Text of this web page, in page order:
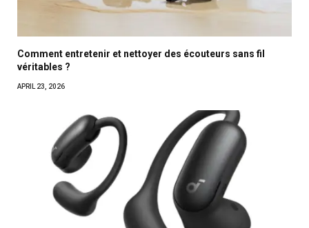
Comment entretenir et nettoyer des écouteurs sans fil
véritables ?
APRIL 23, 2026